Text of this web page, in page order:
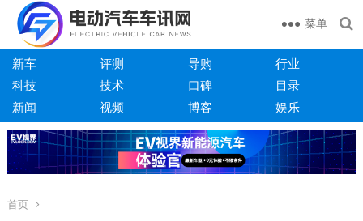
菜单
新车 评测 导购
行业
科技
技术 口碑
目录
新闻
视频 博客 娱乐
首页